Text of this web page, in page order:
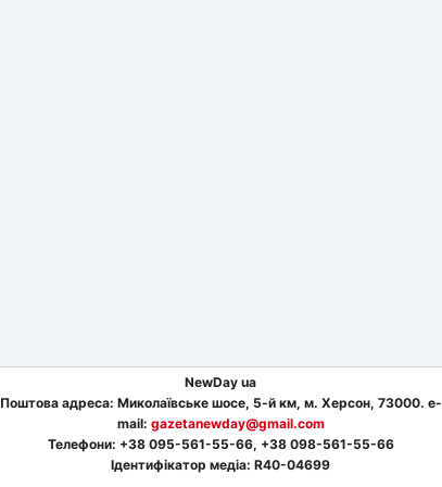
NewDay ua
Поштова адреса: Миколаївське шосе, 5-й км, м. Херсон, 73000. e-
mail: gazetanewday@gmail.com
Телефони: +38 095-561-55-66, +38 098-561-55-66
Ідентифікатор медіа: R40-04699